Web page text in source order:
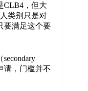
CLB4，但大
类别只是对
要满足这个要
请，门槛并不